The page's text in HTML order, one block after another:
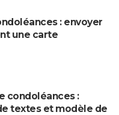
: envoyer
une carte
condoléances :
textes et modèle de